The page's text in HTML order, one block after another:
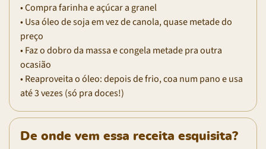
• Compra farinha e açúcar a granel
• Usa óleo de soja em vez de canola, quase metade do
preço
• Faz o dobro da massa e congela metade pra outra
ocasião
• Reaproveita o óleo: depois de frio, coa num pano e usa
até 3 vezes (só pra doces!)
De onde vem essa receita esquisita?